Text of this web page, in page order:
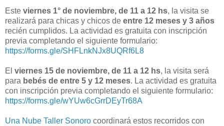
Este viernes 1° de noviembre, de 11 a 12 hs, la visita se
realizará para chicas y chicos de entre 12 meses y 3 años
recién cumplidos. La actividad es gratuita con inscripción
previa completando el siguiente formulario:
https://forms.gle/SHFLnkNJx8UQRf6L8
El viernes 15 de noviembre, de 11 a 12 hs, la visita será
para bebés de entre 5 y 12 meses. La actividad es gratuita
con inscripción previa completando el siguiente formulario:
https://forms.gle/wYUw6cGrrDEyTr68A
Una Nube Taller Sonoro coordinará estos recorridos con